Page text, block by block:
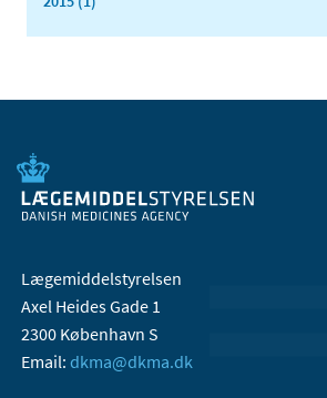
Lægemiddelstyrelsen
Axel Heides Gade 1
2300 København S
Email: dkma@dkma.dk